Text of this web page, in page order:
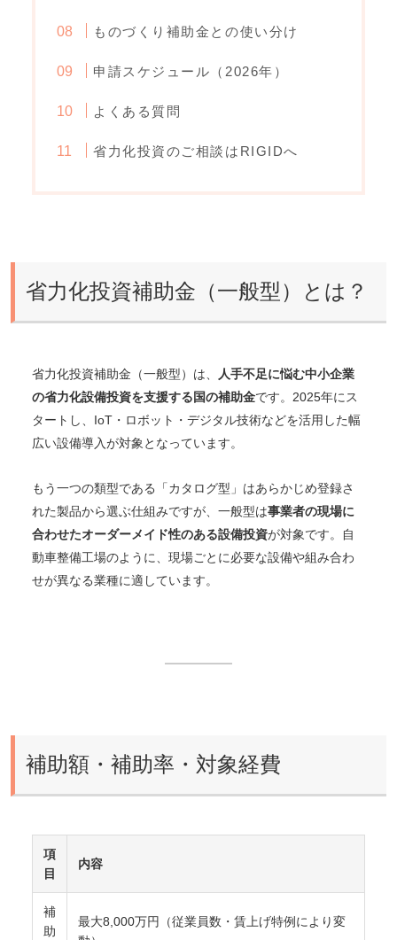
ものづくり補助金との使い分け
申請スケジュール（2026年）
よくある質問
省力化投資のご相談はRIGIDへ
省力化投資補助金（一般型）とは？
省力化投資補助金（一般型）は、
人手不足に悩む中小企業
の省力化設備投資を支援する国の補助金です。2025年にス
タートし、IoT・ロボット・デジタル技術などを活用した幅
広い設備導入が対象となっています。
もう一つの類型である「カタログ型」はあらかじめ登録さ
れた製品から選ぶ仕組みですが、一般型は事業者の現場に
合わせたオーダーメイド性のある設備投資が対象です。自
動車整備工場のように、現場ごとに必要な設備や組み合わ
せが異なる業種に適しています。
補助額・補助率・対象経費
項
目
内容
補
助
最大8,000万円（従業員数・賃上げ特例により変